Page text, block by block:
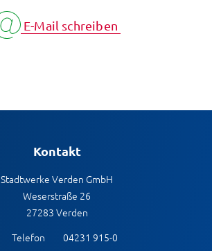
E-Mail schreiben
Kontakt
Stadtwerke Verden GmbH
Weserstraße 26
27283 Verden
Telefon
04231 915-0